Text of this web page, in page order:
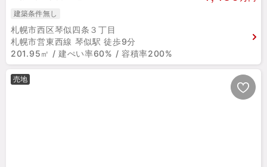
建築条件無し
札幌市西区琴似四条３丁目
札幌市営東西線 琴似駅 徒歩9分
201.95㎡ / 建ぺい率60% / 容積率200%
売地